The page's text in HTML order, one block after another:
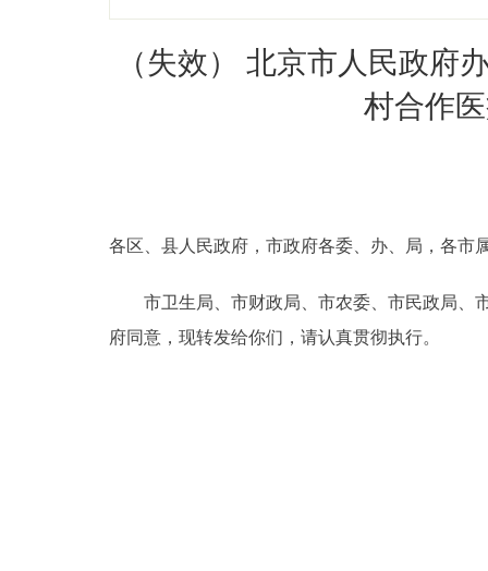
政务公开
政务服务
（失效） 北京市人民政府
村合作
各区、县人民政府，市政府各委、办、局，各市
市卫生局、市财政局、市农委、市民政局、市
府同意，现转发给你们，请认真贯彻执行。